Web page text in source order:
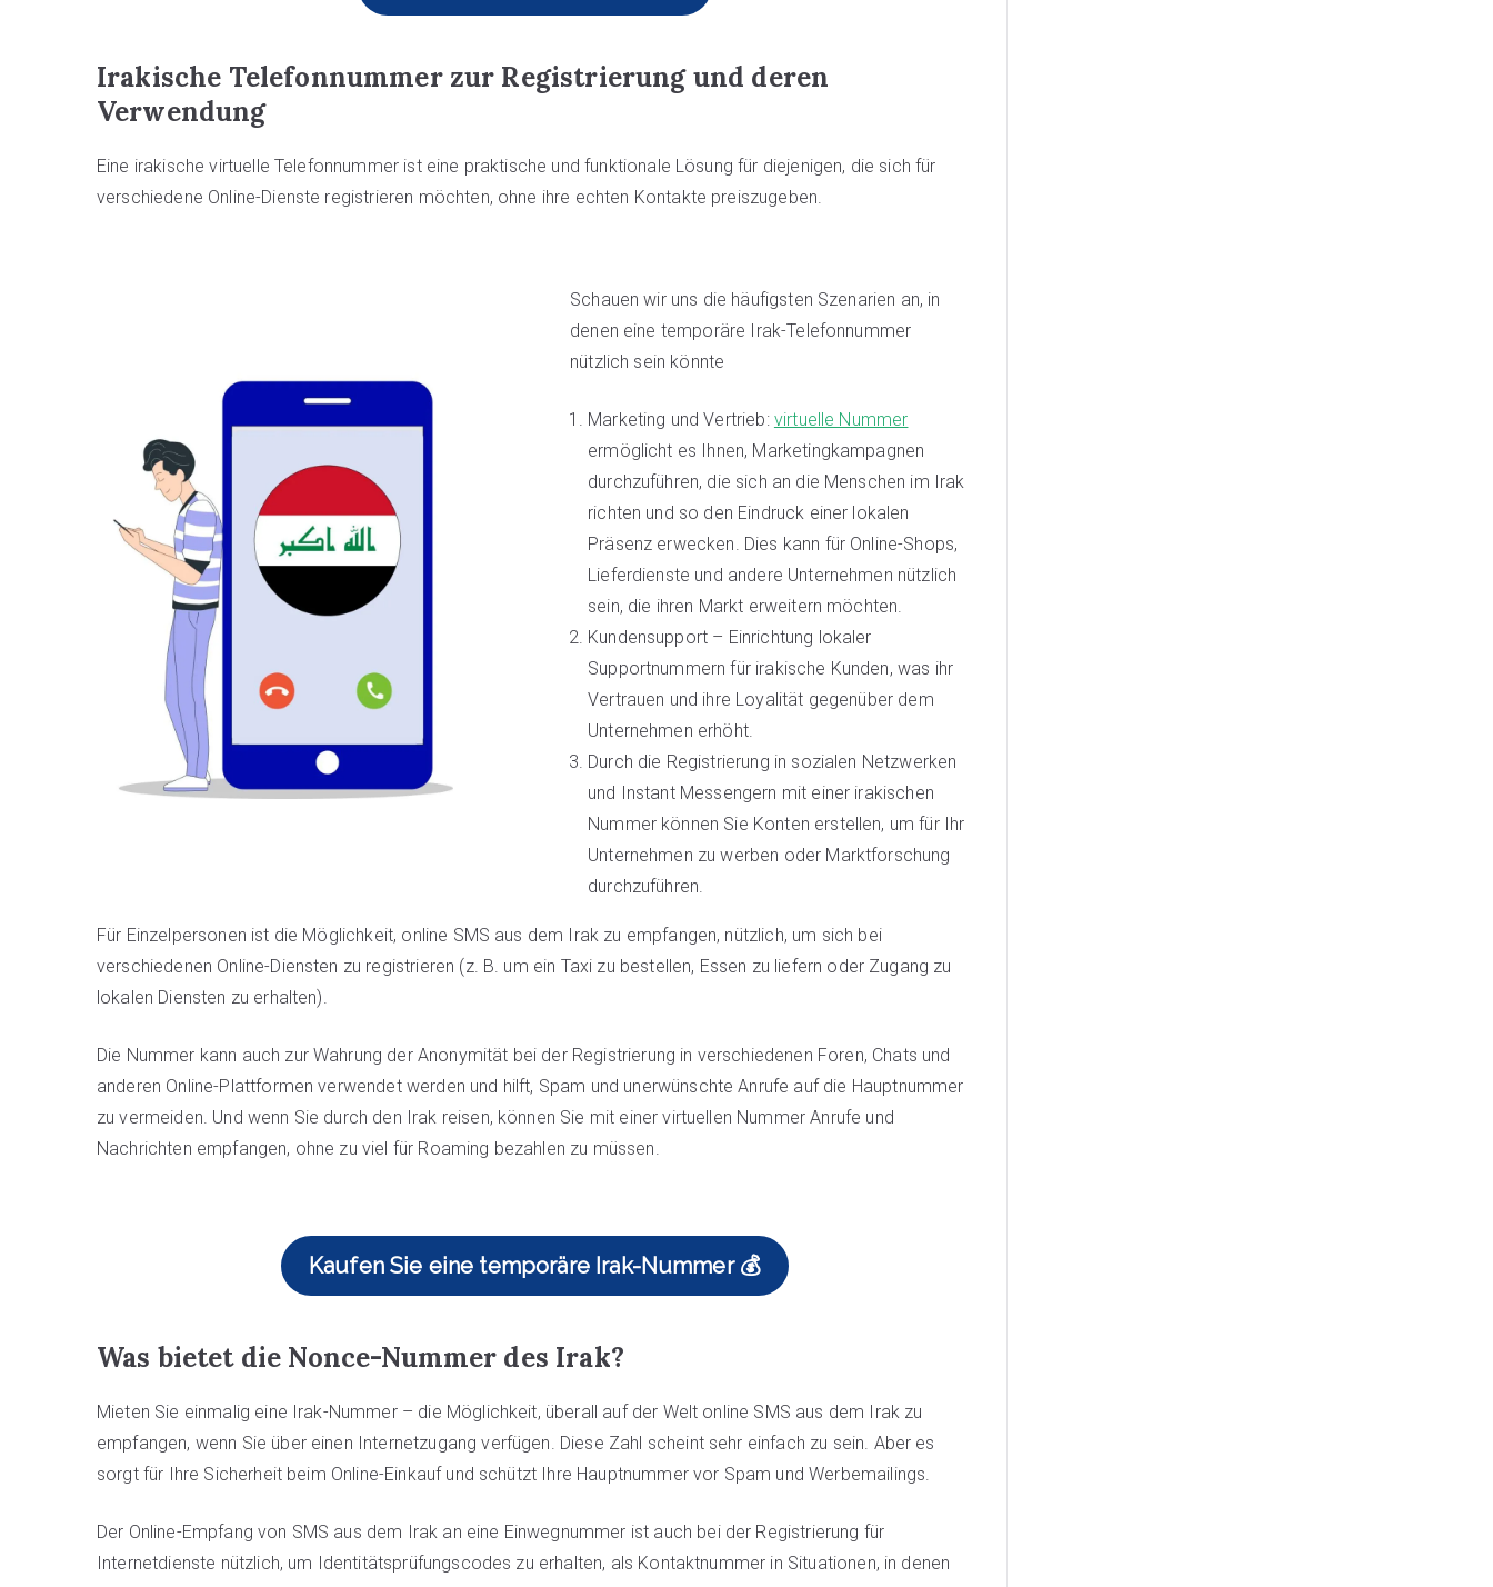
Irakische Telefonnummer zur Registrierung und deren
Verwendung
Eine irakische virtuelle Telefonnummer ist eine praktische und funktionale Lösung für diejenigen, die sich für
verschiedene Online-Dienste registrieren möchten, ohne ihre echten Kontakte preiszugeben.
Schauen wir uns die häufigsten Szenarien an, in
denen eine temporäre Irak-Telefonnummer
nützlich sein könnte
Marketing und Vertrieb: virtuelle Nummer
ermöglicht es Ihnen, Marketingkampagnen
durchzuführen, die sich an die Menschen im Irak
richten und so den Eindruck einer lokalen
Präsenz erwecken. Dies kann für Online-Shops,
Lieferdienste und andere Unternehmen nützlich
sein, die ihren Markt erweitern möchten.
Kundensupport – Einrichtung lokaler
Supportnummern für irakische Kunden, was ihr
Vertrauen und ihre Loyalität gegenüber dem
Unternehmen erhöht.
Durch die Registrierung in sozialen Netzwerken
und Instant Messengern mit einer irakischen
Nummer können Sie Konten erstellen, um für Ihr
Unternehmen zu werben oder Marktforschung
durchzuführen.
Für Einzelpersonen ist die Möglichkeit, online SMS aus dem Irak zu empfangen, nützlich, um sich bei
verschiedenen Online-Diensten zu registrieren (z. B. um ein Taxi zu bestellen, Essen zu liefern oder Zugang zu
lokalen Diensten zu erhalten).
Die Nummer kann auch zur Wahrung der Anonymität bei der Registrierung in verschiedenen Foren, Chats und
anderen Online-Plattformen verwendet werden und hilft, Spam und unerwünschte Anrufe auf die Hauptnummer
zu vermeiden. Und wenn Sie durch den Irak reisen, können Sie mit einer virtuellen Nummer Anrufe und
Nachrichten empfangen, ohne zu viel für Roaming bezahlen zu müssen.
Kaufen Sie eine temporäre Irak-Nummer 💰
Was bietet die Nonce-Nummer des Irak?
Mieten Sie einmalig eine Irak-Nummer – die Möglichkeit, überall auf der Welt online SMS aus dem Irak zu
empfangen, wenn Sie über einen Internetzugang verfügen. Diese Zahl scheint sehr einfach zu sein. Aber es
sorgt für Ihre Sicherheit beim Online-Einkauf und schützt Ihre Hauptnummer vor Spam und Werbemailings.
Der Online-Empfang von SMS aus dem Irak an eine Einwegnummer ist auch bei der Registrierung für
Internetdienste nützlich, um Identitätsprüfungscodes zu erhalten, als Kontaktnummer in Situationen, in denen